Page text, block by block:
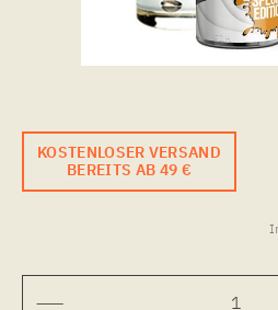
KOSTENLOSER VERSAND
BEREITS AB 49 €